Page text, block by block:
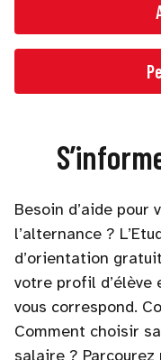
Besoin d’aide pour
l’alternance ?
d’orientation
votre profil
vous correspond.
Comment choisir
salaire ?